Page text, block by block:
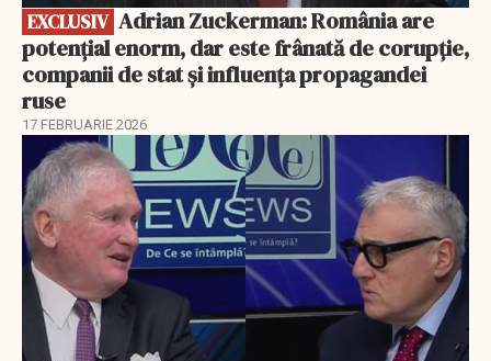
EXCLUSIV
potențial enorm, dar este frânată de corupție,
companii de stat și influența propagandei
ruse
17 FEBRUARIE 2026
EXCLUSIV